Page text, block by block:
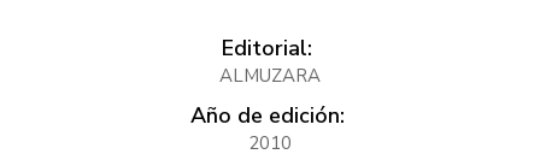
Editorial:
ALMUZARA
Año de edición:
2010